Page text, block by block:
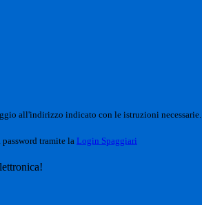
all'indirizzo indicato con le istruzioni necessarie.
tramite la Login Spaggiari